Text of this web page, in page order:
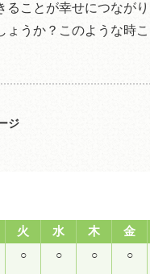
ことが幸せにつながり
うか？このような時こ
ジ
火 水 木 金
○ ○ ○ ○